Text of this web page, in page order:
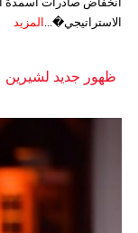
الاستراتيجي�... المزيد
ظهور جديد لشيرين